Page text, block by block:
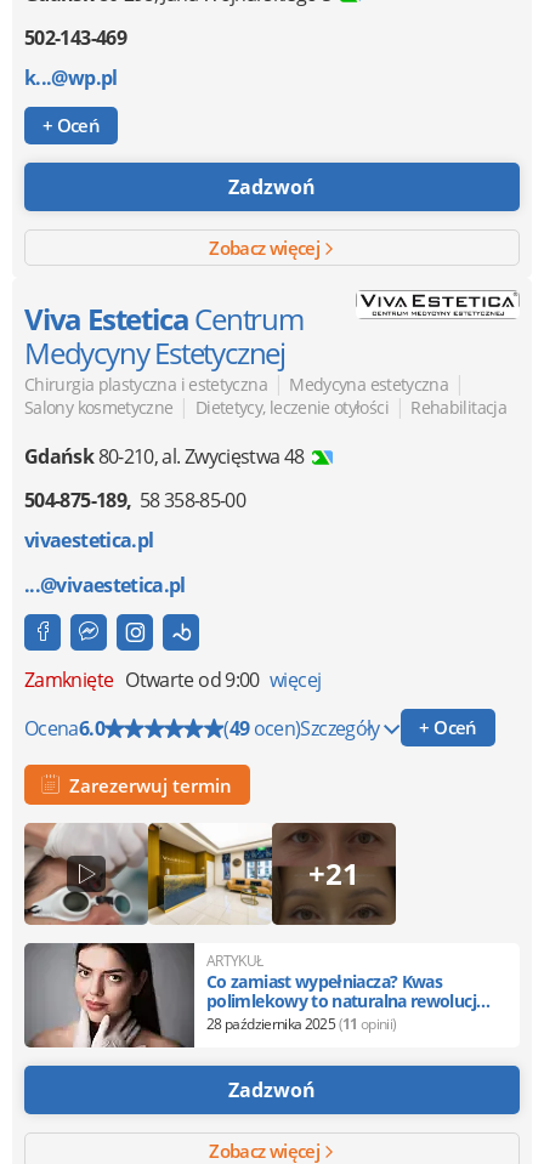
502-143-469
k...@wp.pl
+ Oceń
Zadzwoń
Zobacz więcej
Viva EsteticaCentrum
Medycyny Estetycznej
Chirurgia plastyczna i estetyczna | Medycyna estetyczna |
Salony kosmetyczne | Dietetycy, leczenie otyłości | Rehabilitacja
Gdańsk80-210,al. Zwycięstwa 48
504-875-189 58 358-85-00
vivaestetica.pl
...@vivaestetica.pl
Zamknięte Otwarte od 9:00 więcej
Ocena6.0 (49ocen)Szczegóły + Oceń
Zarezerwuj termin
+21
ARTYKUŁ
Co zamiast wypełniacza? Kwas
polimlekowy to naturalna rewolucja
w odmładzaniu
28 października 2025(11 opinii)
Zadzwoń
Zobacz więcej